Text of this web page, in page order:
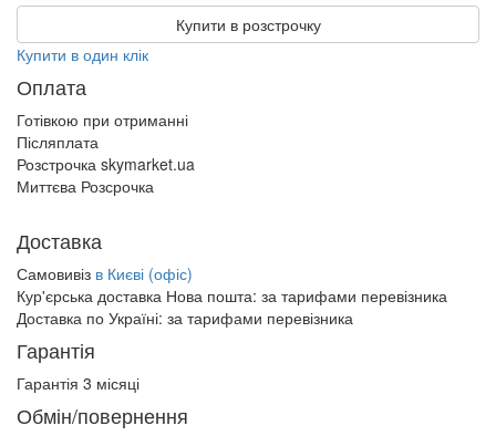
Купити в розстрочку
Купити в один клік
Оплата
Готівкою при отриманні
Післяплата
Розстрочка skymarket.ua
Миттєва Розсрочка
Доставка
Самовивіз в Києві (офіс)
Кур'єрська доставка Нова пошта: за тарифами перевізника
Доставка по Україні: за тарифами перевізника
Гарантія
Гарантія 3 місяці
Обмін/повернення